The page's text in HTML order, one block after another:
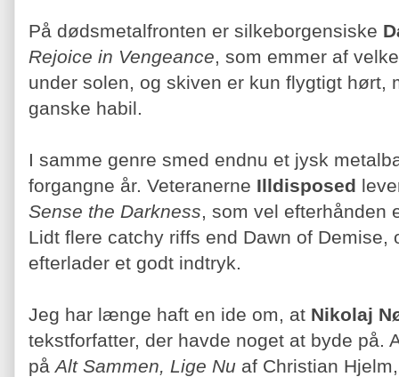
På dødsmetalfronten er silkeborgensiske
Rejoice in Vengeance, som emmer af
under solen, og skiven er kun flygtigt hørt,
ganske habil.
I samme genre smed endnu et jysk
forgangne år. Veteranerne Illdisposed
Sense the Darkness, som vel efterhånden
Lidt flere catchy riffs end Dawn of
efterlader et godt indtryk.
Jeg har længe haft en ide om, at Nikolaj
tekstforfatter, der havde noget at byde på.
påAlt Sammen, Lige Nu af Christian